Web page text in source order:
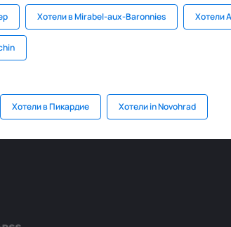
Хотели в Mirabel-aux-Baronnies Хотели
Хотели в Пикардие Хотели in Novohrad